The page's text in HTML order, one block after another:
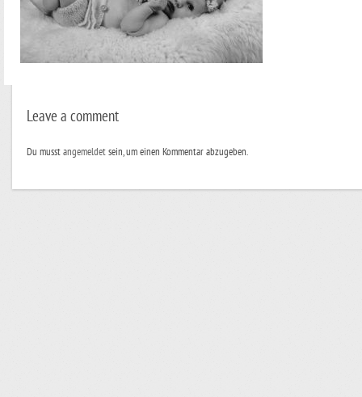
Leave a comment
Du musstangemeldetsein, um einen Kommentar abzugeben.